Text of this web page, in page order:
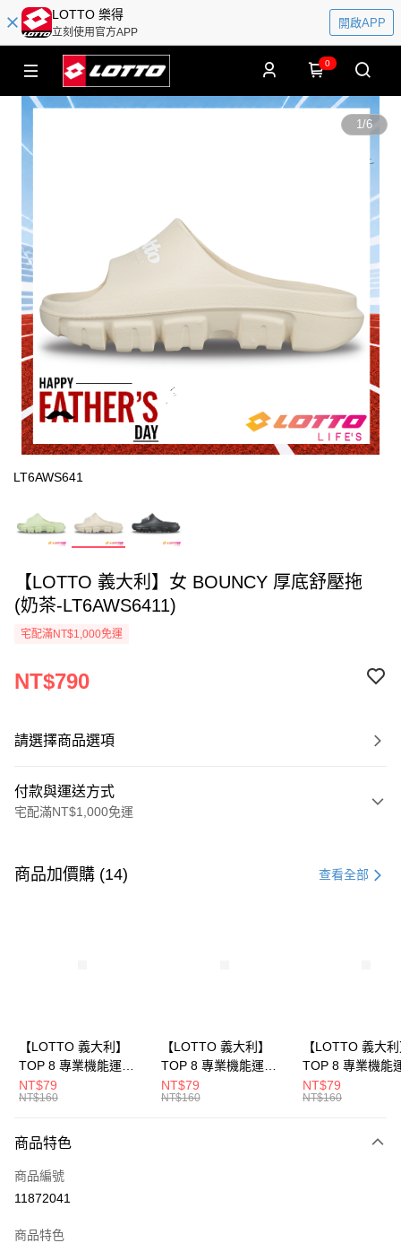
LOTTO 樂得
立刻使用官方APP
開啟APP
0
1/6
LT6AWS641
【LOTTO 義大利】女 BOUNCY 厚底舒壓拖
(奶茶-LT6AWS6411)
宅配滿NT$1,000免運
NT$790
請選擇商品選項
付款與運送方式
宅配滿NT$1,000免運
信用卡一次付款
ATM付款
付款後全家取貨
每筆NT$80，滿NT$1,500(含以上)免運費
付款後萊爾富取貨
每筆NT$80，滿NT$3,000(含以上)免運費
商品加價購 (14) 查看全部
【LOTTO 義大利】
TOP 8 專業機能運動
襪-加大款(灰藍-
LT9CMW8308)
NT$79
NT$160
【LOTTO 義大利】
TOP 8 專業機能運動
襪-加大款(白/黑-
LT9CMW8309)
NT$79
NT$160
【LOTTO 義大
TOP 8 專業機能
襪-加大款(黑/白-
LT9CMW8300)
NT$79
NT$160
商品特色
商品編號
11872041
商品特色